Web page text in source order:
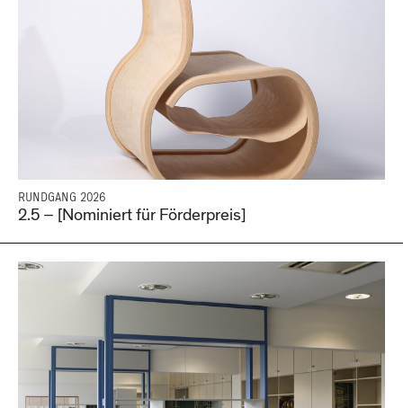
RUNDGANG 2026
2.5 – [Nominiert für Förderpreis]